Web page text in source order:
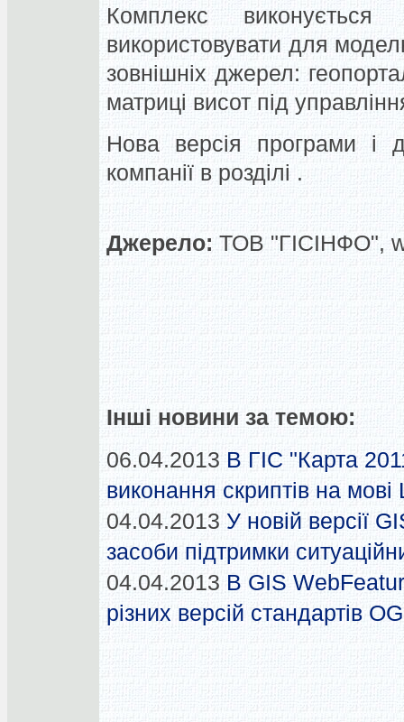
Комплекс
використовувати для
зовнішніх джерел:
матриці висот під
Нова версія програми і
компанії в розділі .
Джерело: ТОВ "ГІСІНФО",
Інші новини за темою:
06.04.2013 В ГІС "Карта
виконання скриптів на мові
04.04.2013 У новій версії
засоби підтримки
04.04.2013 В GIS
різних версій стандартів